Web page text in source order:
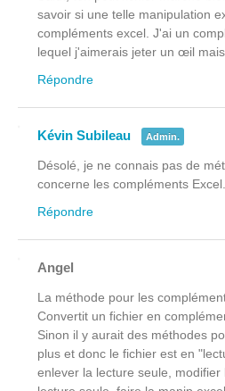
savoir si une telle manipulation
compléments excel. J'ai un
lequel j'aimerais jeter un œil
Répondre
Kévin Subileau Admin.
Désolé, je ne connais pas de
concerne les compléments Excel.
Répondre
Angel
La méthode pour les
Convertit un fichier en
Sinon il y aurait des méthodes
plus et donc le fichier est en
enlever la lecture seule, modifier